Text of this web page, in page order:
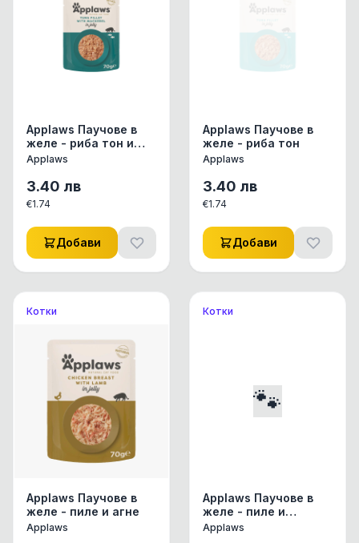
Applaws Паучове в
желе - риба тон и
скумрия
Applaws
3.40 лв
€1.74
Добави
Applaws Паучове в
желе - риба тон
Applaws
3.40 лв
€1.74
Добави
Котки
Applaws Паучове в
желе - пиле и агне
Applaws
Котки
Applaws Паучове в
желе - пиле и
телешко
Applaws